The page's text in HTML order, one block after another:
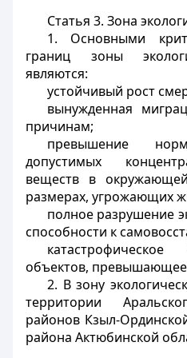
Статья 3. Зона
1. Основными
границ зоны
являются:
устойчивый рост
вынужденная
причинам;
превышение
допустимых
веществ в
размерах, угрожающих
полное разрушение
способности к
объектов, превышающее
2. В зону
территории
районов Кзыл-
района Актюбинской